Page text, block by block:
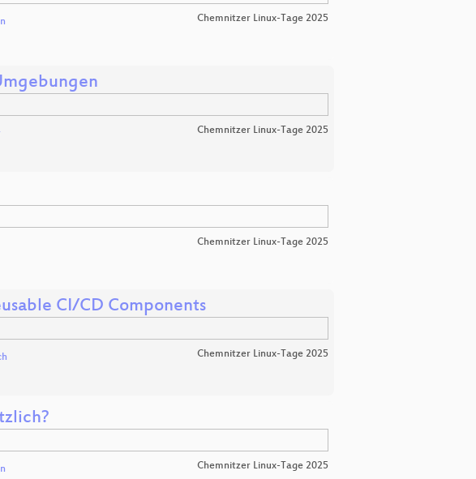
Chemnitzer Linux-Tage 2025
Chemnitzer Linux-Tage 2025
Chemnitzer Linux-Tage 2025
CI/CD Components
Chemnitzer Linux-Tage 2025
Chemnitzer Linux-Tage 2025